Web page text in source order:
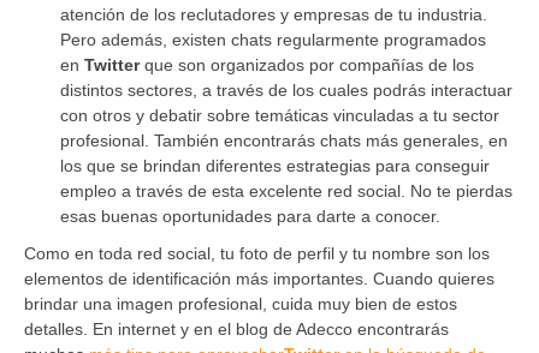
atención de los reclutadores y empresas de tu industria.
Pero además, existen chats regularmente programados
en Twitterque son organizados por compañías de los
distintos sectores, a través de los cuales podrás interactuar
con otros y debatir sobre temáticas vinculadas a tu sector
profesional. También encontrarás chats más generales, en
los que se brindan diferentes estrategias para conseguir
empleo a través de esta excelente red social. No te pierdas
esas buenas oportunidades para darte a conocer.
Como en toda red social, tu foto de perfil y tu nombre son los
elementos de identificación más importantes. Cuando quieres
brindar una imagen profesional, cuida muy bien de estos
detalles. En internet y en el blog de Adecco encontrarás